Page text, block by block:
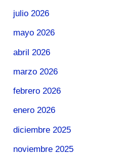
julio 2026
mayo 2026
abril 2026
marzo 2026
febrero 2026
enero 2026
diciembre 2025
noviembre 2025